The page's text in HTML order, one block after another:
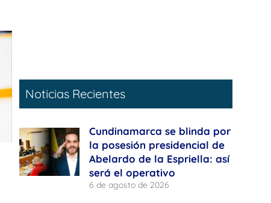
Noticias Recientes
Cundinamarca se blinda por
la posesión presidencial de
Abelardo de la Espriella: así
será el operativo
6 de agosto de 2026